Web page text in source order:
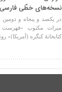
نسخه‌های خطّی فارسی
در یکصد و پنجاه و
میراث مکتوب
کتابخانۀ کنگره (آمریکا)»